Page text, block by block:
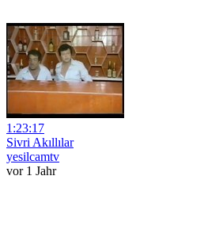
1:23:17
Sivri Akıllılar
yesilcamtv
vor 1 Jahr